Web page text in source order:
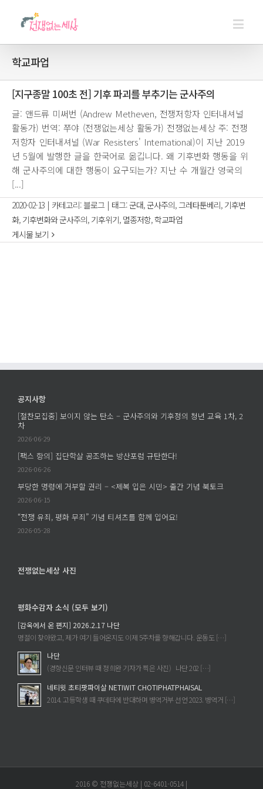
학교파업
[지구종말 100초 전] 기후 파괴를 부추기는 군사주의
글: 앤드류 미써번 (Andrew Metheven, 전쟁저항자 인터내셔널
활동가) 번역: 쭈야 (전쟁없는세상 활동가) 전쟁없는세상 주: 전쟁
저항자 인터내셔널 (War Resisters' International)이 지난 2019
년 5월에 발행한 글을 한국어로 옮깁니다. 왜 기후변화 행동을 위
해 군사주의에 대한 행동이 요구되는가? 지난 수 개월간 영국의
[...]
2020-02-13 | 카테고리:블로그 | 태그:군대,군사주의,그레타툰베리, 기후변
화, 기후변화와 군사주의, 기후위기, 멸종저항,학교파업
게시물 보기
공지사항
[절찬모집중] 보이지 않는 탄소 – 군사주의와 기후정의 청년 교육 1차, 2
차
2026-06-29
[팩스 항의] 집단학살 공조하는 방산포럼 규탄한다!
2026-06-26
부당한 명령에 거부할 권리 – <제복 입은 시민> 출간 기념 북토크
2026-06-15
“전쟁 유죄, 평화 무죄” 기념 티셔츠를 함께 입어요!
2026-05-28
전쟁없는세상 사진
평화수감자 소식 (모두 보기)
[감옥에서 온 편지] 2026.2.17 나단
명절이 찾아왔고, 제가 여기 들어온지도 이제 5주차를 향해갑니다. 운동도 […]
나단
(경향신문 인터뷰 때 정희완 기자가 찍은 사진) 나단 202 […]
네티윗 초티팟파이살 NETIWIT CHOTIPHATPHAISAL
2014. 고등학생 때 쿠데타에 반대하며 병역거부 선언 2023. 병역거 […]
2016 © 전쟁없는세상 | 02-6401-0514 |